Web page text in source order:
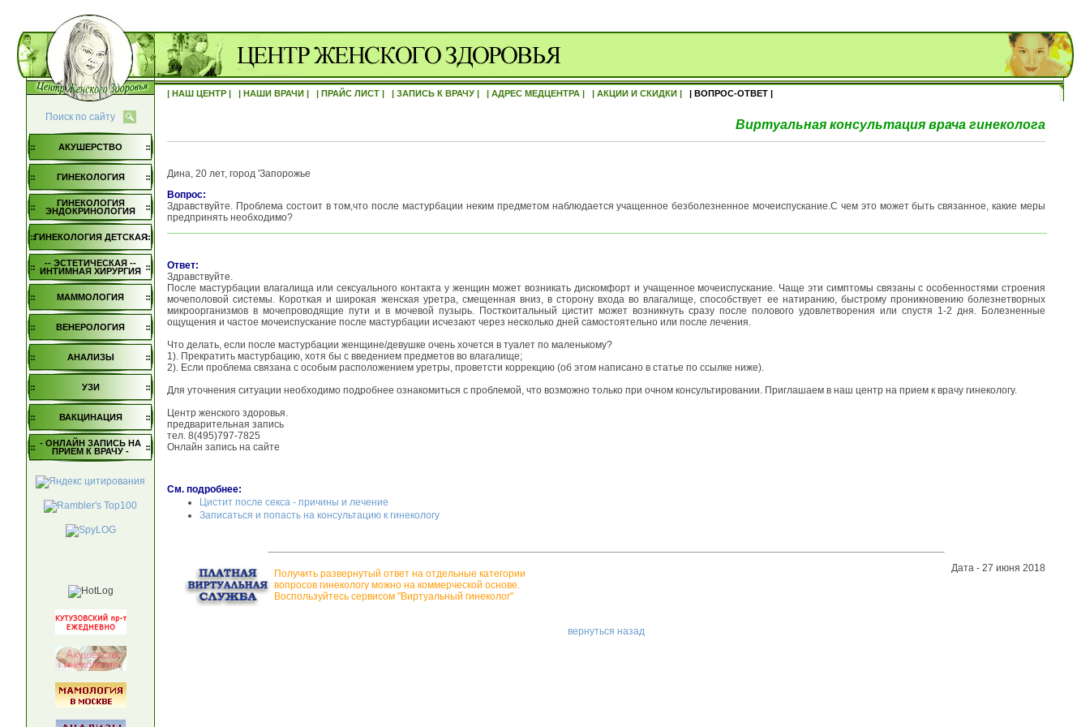
| НАШ ЦЕНТР | | НАШИ ВРАЧИ | | ПРАЙС ЛИСТ | | ЗАПИСЬ К ВРАЧУ | | АДРЕС МЕДЦЕНТРА | | АКЦИИ И СКИДКИ | | ВОПРОС-ОТВЕТ |
Поиск по сайту
АКУШЕРСТВО
ГИНЕКОЛОГИЯ
ГИНЕКОЛОГИЯ
ЭНДОКРИНОЛОГИЯ
ГИНЕКОЛОГИЯ ДЕТСКАЯ
-- ЭСТЕТИЧЕСКАЯ --
ИНТИМНАЯ ХИРУРГИЯ
МАММОЛОГИЯ
ВЕНЕРОЛОГИЯ
АНАЛИЗЫ
УЗИ
ВАКЦИНАЦИЯ
- ОНЛАЙН ЗАПИСЬ НА
ПРИЕМ К ВРАЧУ -
Виртуальная консультация врача гинеколога
Дина, 20 лет, город 'Запорожье
Вопрос:
Здравствуйте. Проблема состоит в том,что после мастурбации неким предметом наблюдается учащенное безболезненное мочеиспускание.С чем это может быть связанное, какие меры
предпринять необходимо?
Ответ:
Здравствуйте.
После мастурбации влагалища или сексуального контакта у женщин может возникать дискомфорт и учащенное мочеиспускание. Чаще эти симптомы связаны с особенностями строения
мочеполовой системы. Короткая и широкая женская уретра, смещенная вниз, в сторону входа во влагалище, способствует ее натиранию, быстрому проникновению болезнетворных
микроорганизмов в мочепроводящие пути и в мочевой пузырь. Посткоитальный цистит может возникнуть сразу после полового удовлетворения или спустя 1-2 дня. Болезненные
ощущения и частое мочеиспускание после мастурбации исчезают через несколько дней самостоятельно или после лечения.
Что делать, если после мастурбации женщине/девушке очень хочется в туалет по маленькому?
1). Прекратить мастурбацию, хотя бы с введением предметов во влагалище;
2). Если проблема связана с особым расположением уретры, проветсти коррекцию (об этом написано в статье по ссылке ниже).
Для уточнения ситуации необходимо подробнее ознакомиться с проблемой, что возможно только при очном консультировании. Приглашаем в наш центр на прием к врачу гинекологу.
Центр женского здоровья.
предварительная запись
тел. 8(495)797-7825
Онлайн запись на сайте
См. подробнее:
Цистит после секса - причины и лечение
Записаться и попасть на консультацию к гинекологу
Получить развернутый ответ на отдельные категории
вопросов гинекологу можно на коммерческой основе.
Воспользуйтесь сервисом "Виртуальный гинеколог"
Дата - 27 июня 2018
вернуться назад